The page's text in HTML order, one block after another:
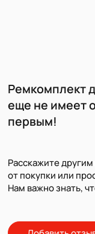
Ремкомплект
еще не имеет
первым!
Расскажите
от покупки или
Нам важно знать,